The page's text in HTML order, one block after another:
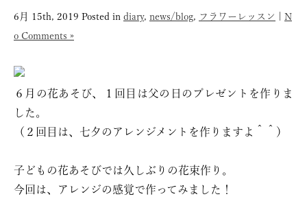
6月 15th, 2019 Posted in diary, news/blog, フラワーレッスン
N
o Comments »
６月の花あそび、１回目は父の日のプレゼントを作りま
した。
（２回目は、七夕のアレンジメントを作りますよ＾＾）
子どもの花あそびでは久しぶりの花束作り。
今回は、アレンジの感覚で作ってみました！